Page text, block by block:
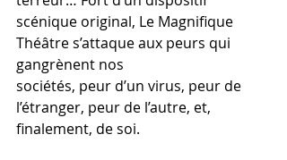
scénique original, Le Magnifique
Théâtre s’attaque aux peurs qui
gangrènent nos
sociétés, peur d’un virus, peur de
l’étranger, peur de l’autre, et,
finalement, de soi.